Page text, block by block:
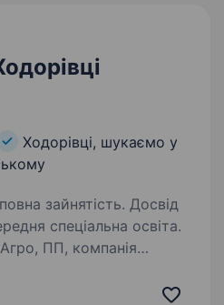
Ходорівці, шукаємо у
зайнятість. Досвід
спеціальна освіта.
ПП, компанія
також з власною